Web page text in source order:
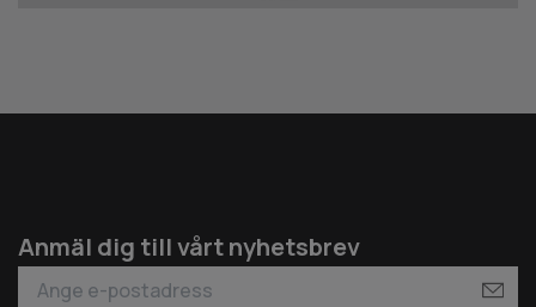
Anmäl dig till vårt nyhetsbrev